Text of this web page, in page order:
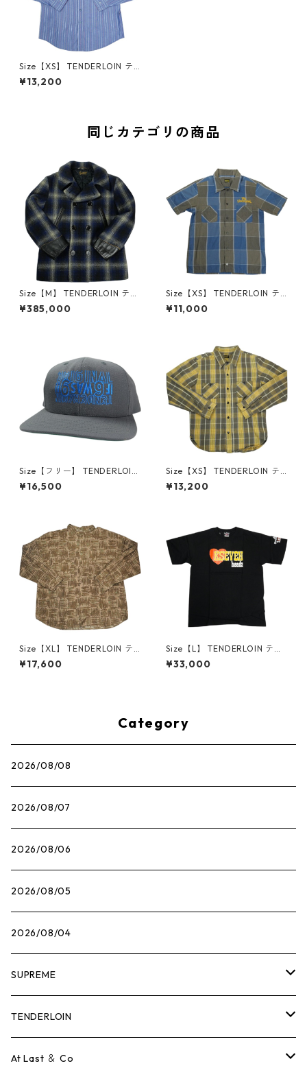
Size【XS】 TENDERLOIN テ
ンダーロイン T-STRIPE WOR
K SHT U BD 長袖シャツ 青
¥13,200
同じカテゴリの商品
Size【M】 TENDERLOIN テン
ダーロイン 09AW T-PEA COA
T T-RAILCOAT Pコート ジャ
¥385,000
Size【XS】 TENDERLOIN テ
ンダーロイン T-POLY SHT S/S
BLUE/GRAY 半袖シャツ 青
¥11,000
Size【フリー】 TENDERLOIN
テンダーロイン 直営店限定CA
P 69 CHARCOAL/BLUE キャ
¥16,500
Size【XS】 TENDERLOIN テ
ンダーロイン T-HEAVY FLAN
NEL SHT 長袖シャツ 黄 【中古
¥13,200
Size【XL】 TENDERLOIN テ
ンダーロイン STAND SHT PRI
NT AS L/S 長袖シャツ カーキ
¥17,600
Size【L】 TENDERLOIN テン
ダーロイン K7HEADZ TEE SHI
RTS BLACK Tシャツ 黒 【新古
¥33,000
Category
2026/08/08
2026/08/07
2026/08/06
2026/08/05
2026/08/04
SUPREME
Tシャツ
ロンTEE
TENDERLOIN
Tシャツ
At Last ＆ Co